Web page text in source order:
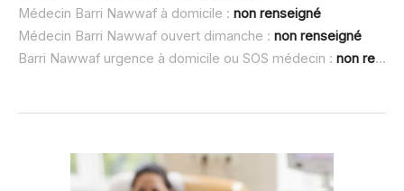
Médecin Barri Nawwaf à domicile : non renseigné
Médecin Barri Nawwaf ouvert dimanche : non renseigné
Barri Nawwaf urgence à domicile ou SOS médecin : non renseigné